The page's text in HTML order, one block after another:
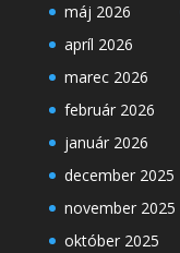
máj 2026
apríl 2026
marec 2026
február 2026
január 2026
december 2025
november 2025
október 2025